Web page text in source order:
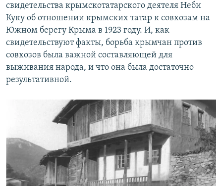
свидетельства крымскотатарского деятеля Неби
Куку об отношении крымских татар к совхозам на
Южном берегу Крыма в 1923 году. И, как
свидетельствуют факты, борьба крымчан против
совхозов была важной составляющей для
выживания народа, и что она была достаточно
результативной.